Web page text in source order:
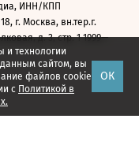
и технологии
сайтом, вы
файлов cookie
с Политикой в
ОК
ИНН/КПП
г. Москва, вн.тер.г.
д. 3, стр. 1 1999—